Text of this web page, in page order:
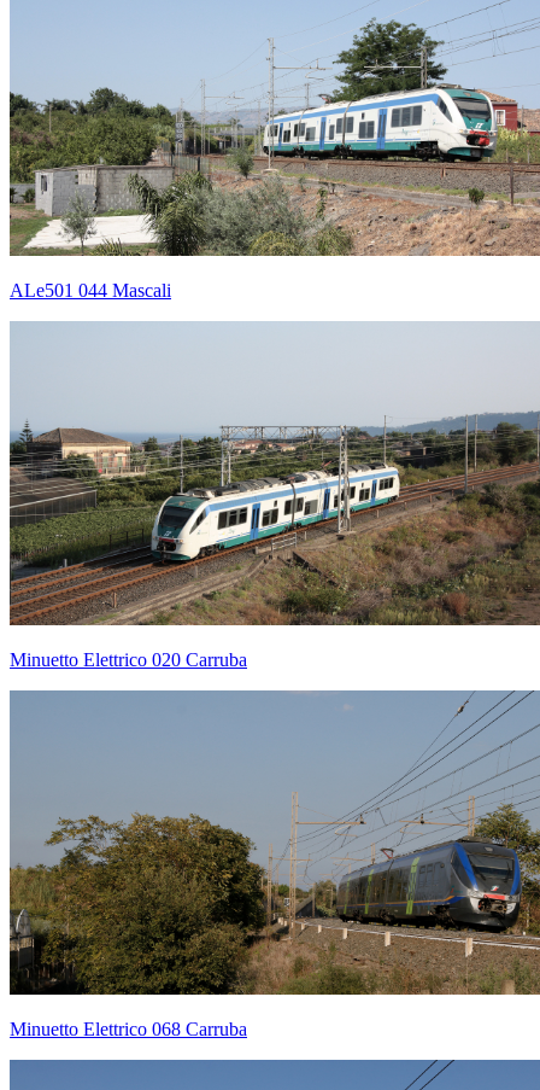
ALe501 044 Mascali
Minuetto Elettrico 020 Carruba
Minuetto Elettrico 068 Carruba